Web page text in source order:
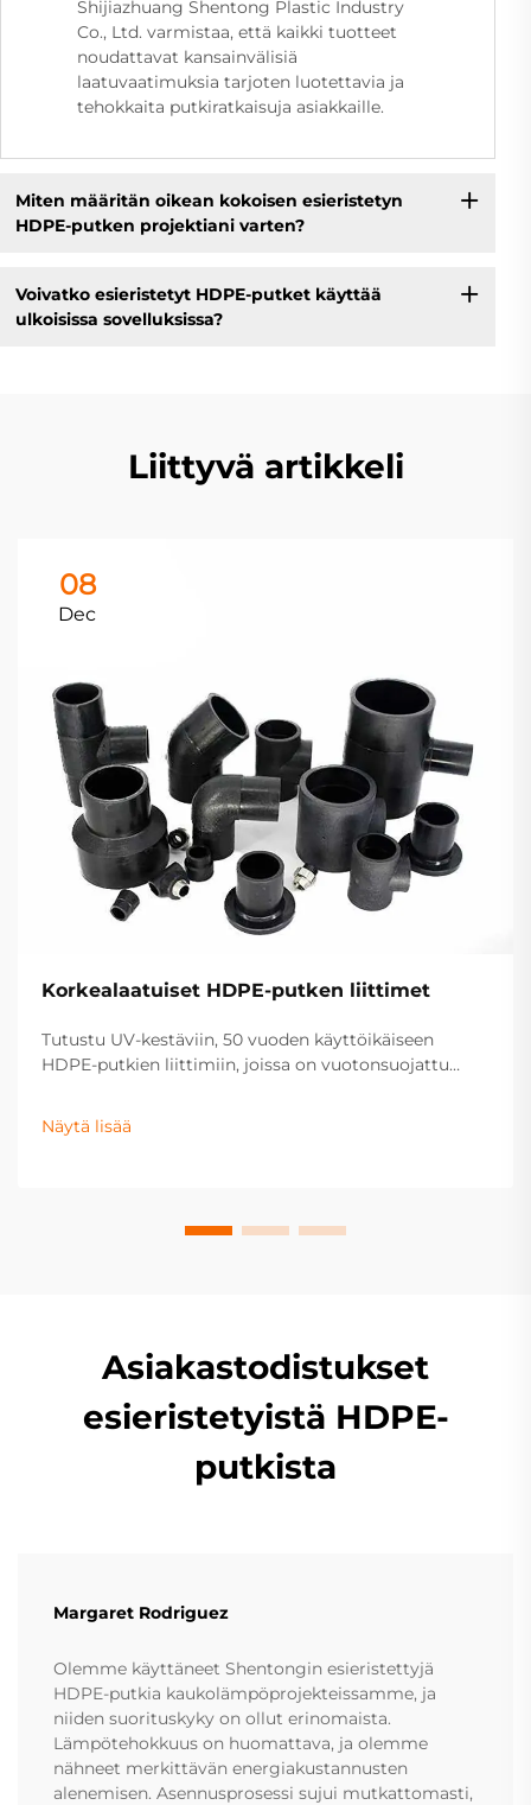
Shijiazhuang Shentong Plastic Industry
Co., Ltd. varmistaa, että kaikki tuotteet
noudattavat kansainvälisiä
laatuvaatimuksia tarjoten luotettavia ja
tehokkaita putkiratkaisuja asiakkaille.
Miten määritän oikean kokoisen esieristetyn
HDPE-putken projektiani varten?
Voivatko esieristetyt HDPE-putket käyttää
ulkoisissa sovelluksissa?
Liittyvä artikkeli
08
Dec
Korkealaatuiset HDPE-putken liittimet
Tutustu UV-kestäviin, 50 vuoden käyttöikäiseen
HDPE-putkien liittimiin, joissa on vuotonsuojattu
kastelujärjestelmiin. Pyydä tarjous jo tänään.
Näytä lisää
Asiakastodistukset
esieristetyistä HDPE-
putkista
Margaret Rodriguez
Olemme käyttäneet Shentongin esieristettyjä
HDPE-putkia kaukolämpöprojekteissamme, ja
niiden suorituskyky on ollut erinomaista.
Lämpötehokkuus on huomattava, ja olemme
nähneet merkittävän energiakustannusten
alenemisen. Asennusprosessi sujui mutkattomasti,